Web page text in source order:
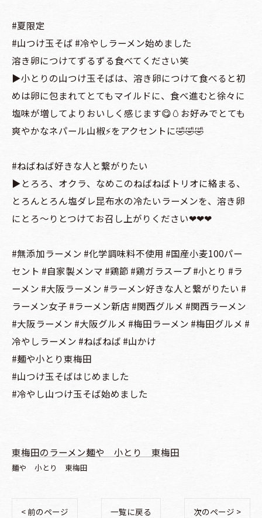
#夏限定
#山つけ玉そば #冷やしラーメン始めました
溶き卵につけてずるずる食べてください笑
▶️小とりの山つけ玉そばは、溶き卵につけて食べると初
めは卵に包まれてとてもマイルドに、食べ進むと徐々に
塩味が増してよりおいしく感じます😋🥚お好みでとても
爽やかなネパール山椒⚡️をアクセントに🤣🤣🤣
#ねばねば好きな人と繋がりたい
▶️とろろ、オクラ、なめこのねばねばトリオに絡まる、
とろんとろん塩ダレ昆布水の冷たいラーメンを、溶き卵
にとろ〜りとつけてお召し上がりください❤︎❤︎❤︎
#無添加ラーメン #化学調味料不使用 #国産小麦100パー
セント #自家製メンマ #鶏節 #鶏ガラスープ #小とり #ラ
ーメン #大阪ラーメン #ラーメン好きな人と繋がりたい #
ラーメン女子 #ラーメン新店 #関西グルメ #関西ラーメン
#大阪ラーメン #大阪グルメ #梅田ラーメン #梅田グルメ #
冷やしラーメン #ねばねば #山かけ
#麺や小とり東梅田
#山つけ玉そばはじめました
#冷やし山つけ玉そば始めました
東梅田のラーメン麺や 小とり 東梅田
麺や 小とり 東梅田
< 前のページ 一覧に戻る 次のページ >